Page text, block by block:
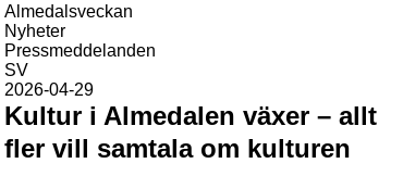
Almedalsveckan
Nyheter
Pressmeddelanden
SV
2026-04-29
Kultur i Almedalen växer – allt
fler vill samtala om kulturen